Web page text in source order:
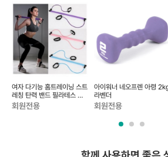
이메일
소재지 경기도 고양시 덕양구 꽃마을
여자 다기능 홈트레이닝 스트
레칭 탄력 밴드 필라테스 요
가 기구 요가봉
회원전용
아이워너 네오프렌 아령
라벤더
회원전용